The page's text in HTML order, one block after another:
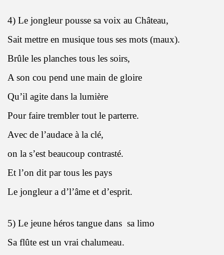
4) Le jongleur pousse sa voix au Château,
Sait mettre en musique tous ses mots (maux).
Brûle les planches tous les soirs,
A son cou pend une main de gloire
Qu’il agite dans la lumière
Pour faire trembler tout le parterre.
Avec de l’audace à la clé,
on la s’est beaucoup contrasté.
Et l’on dit par tous les pays
Le jongleur a d’l’âme et d’esprit.
5) Le jeune héros tangue dans sa limo
Sa flûte est un vrai chalumeau.